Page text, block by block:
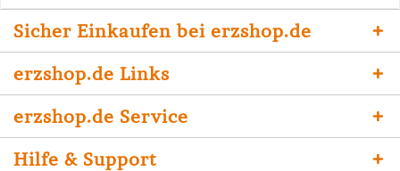
Sicher Einkaufen bei erzshop.de
erzshop.de Links
erzshop.de Service
Hilfe & Support